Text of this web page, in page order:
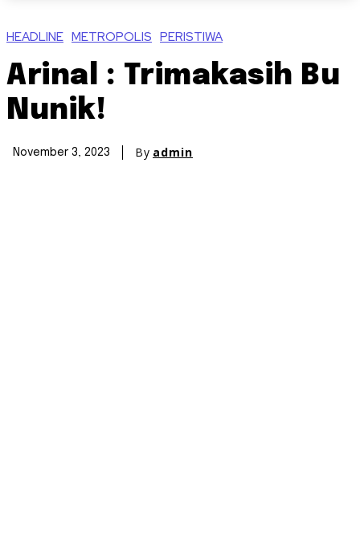
HEADLINE METROPOLIS PERISTIWA
Arinal : Trimakasih Bu
Nunik!
November 3, 2023 By admin